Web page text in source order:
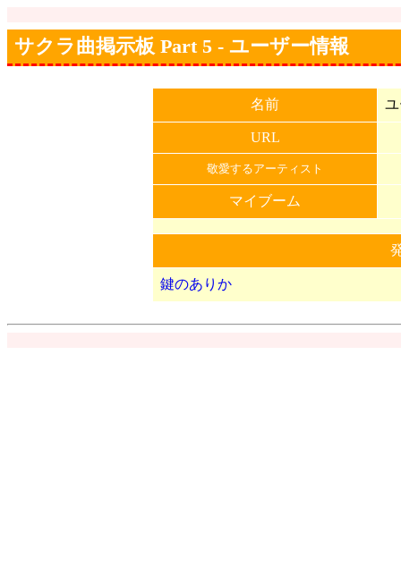
サクラ曲掲示板 Part 5 - ユーザー情報
名前
URL
敬愛するアーティスト
マイブーム
鍵のありか